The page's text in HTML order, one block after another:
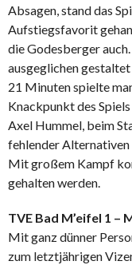
Absagen, stand das
Aufstiegsfavorit
die Godesberger
ausgeglichen
21 Minuten spielte
Knackpunkt des
Axel Hummel, beim
fehlender Alternativen
Mit großem Kampf
gehalten werden.
TVE Bad M’eifel 1 –
Mit ganz dünner
zum letztjährigen